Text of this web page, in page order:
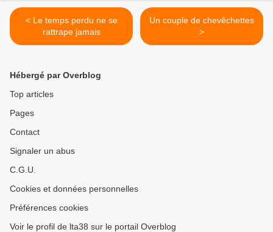
< Le temps perdu ne se
rattrape jamais
Un couple de chevêchettes
>
Hébergé par Overblog
Top articles
Pages
Contact
Signaler un abus
C.G.U.
Cookies et données personnelles
Préférences cookies
Voir le profil de lta38 sur le portail Overblog